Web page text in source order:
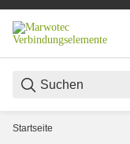
Startseite